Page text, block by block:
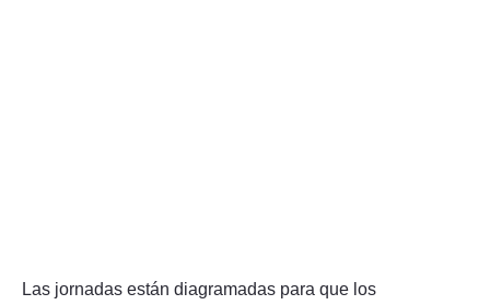
Las jornadas están diagramadas para que los